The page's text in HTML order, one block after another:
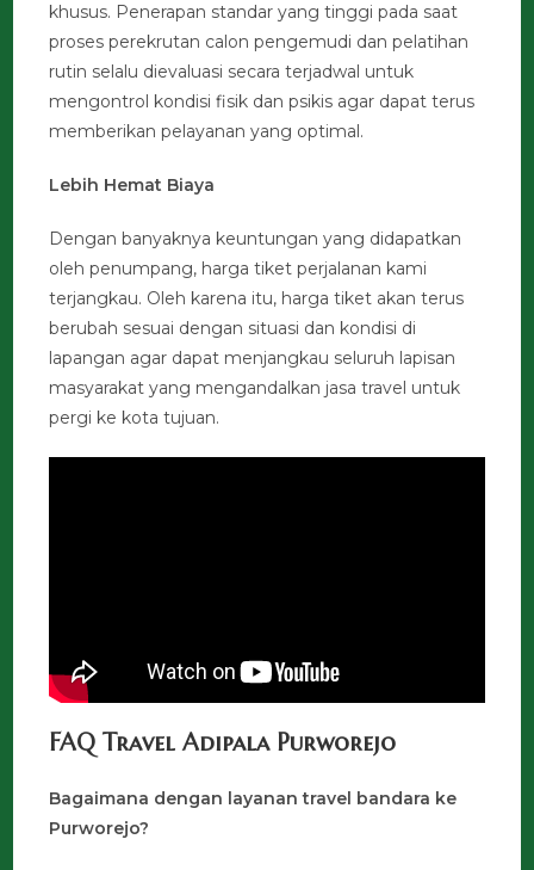
khusus. Penerapan standar yang tinggi pada saat
proses perekrutan calon pengemudi dan pelatihan
rutin selalu dievaluasi secara terjadwal untuk
mengontrol kondisi fisik dan psikis agar dapat terus
memberikan pelayanan yang optimal.
Lebih Hemat Biaya
Dengan banyaknya keuntungan yang didapatkan
oleh penumpang, harga tiket perjalanan kami
terjangkau. Oleh karena itu, harga tiket akan terus
berubah sesuai dengan situasi dan kondisi di
lapangan agar dapat menjangkau seluruh lapisan
masyarakat yang mengandalkan jasa travel untuk
pergi ke kota tujuan.
FAQ Travel Adipala Purworejo
Bagaimana dengan layanan travel bandara ke
Purworejo?